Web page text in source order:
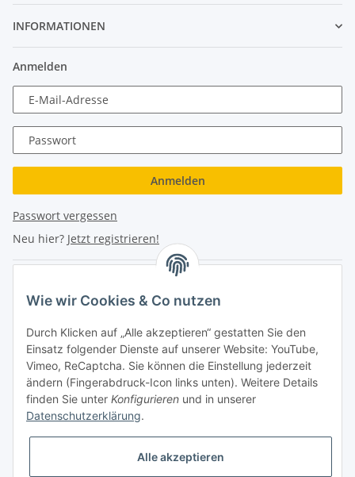
INFORMATIONEN
Anmelden
E-Mail-Adresse
Passwort
Anmelden
Passwort vergessen
Neu hier? Jetzt registrieren!
Hauptplatz 4
2870 Aspang
eMail: info@turboloch.at
Tel: +43 (0)660/1314150
Di - Fr 9-17 Uhr / Fr 9-12 Uhr
Wie wir Cookies & Co nutzen
Durch Klicken auf „Alle akzeptieren“ gestatten Sie den
Einsatz folgender Dienste auf unserer Website: YouTube,
Vimeo, ReCaptcha. Sie können die Einstellung jederzeit
ändern (Fingerabdruck-Icon links unten). Weitere Details
finden Sie unter Konfigurieren und in unserer
Datenschutzerklärung.
Alle akzeptieren